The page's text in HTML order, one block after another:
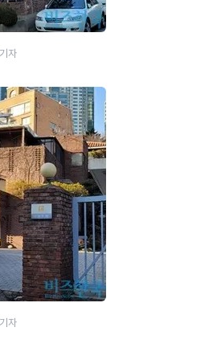
자
자